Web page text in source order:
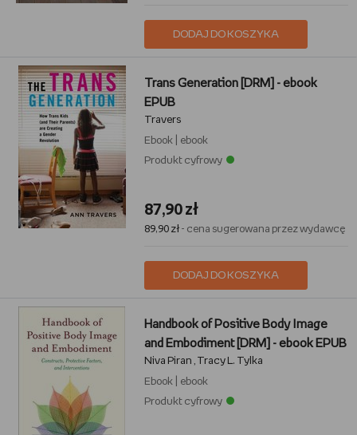
DODAJ DO KOSZYKA
Trans Generation [DRM] - ebook
EPUB
Travers
Ebook
ebook
Produkt cyfrowy
87,90 zł
89,90 zł- cena sugerowana przez wydawcę
DODAJ DO KOSZYKA
Handbook of Positive Body Image
and Embodiment [DRM] - ebook EPUB
Niva Piran
Tracy L. Tylka
Ebook
ebook
Produkt cyfrowy